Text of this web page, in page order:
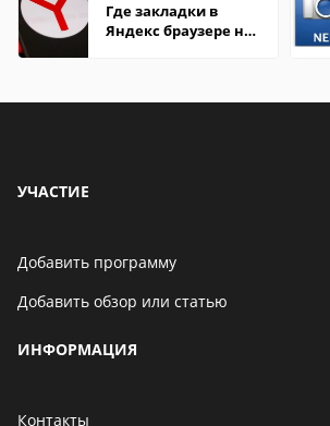
Где закладки в
Яндекс браузере на
УЧАСТИЕ
Добавить программу
Добавить обзор или статью
ИНФОРМАЦИЯ
Контакты